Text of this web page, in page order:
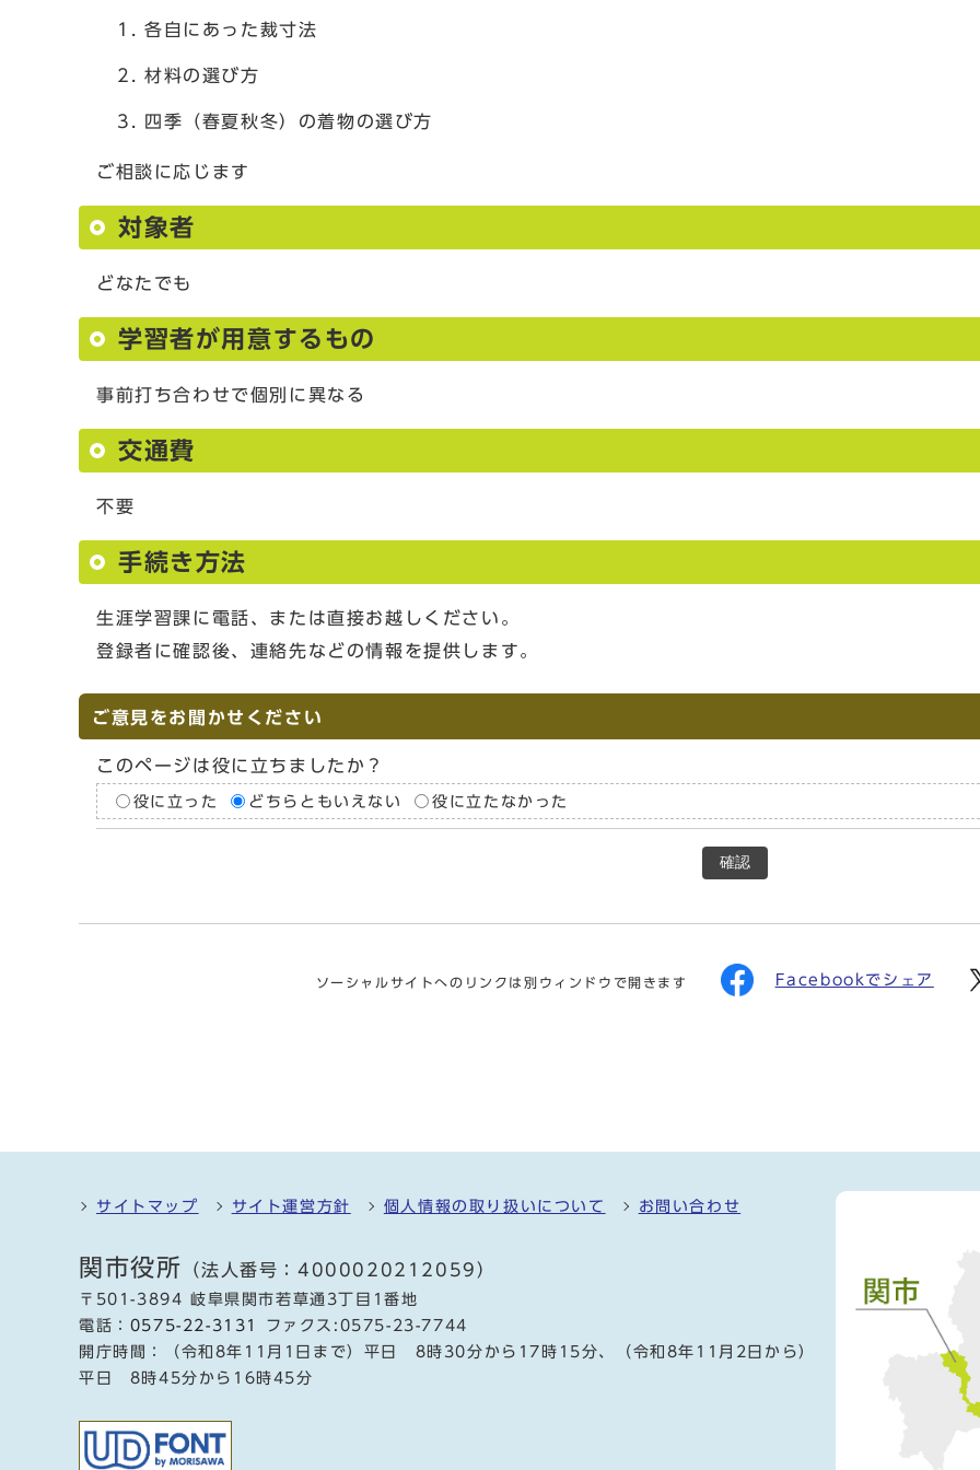
各自にあった裁寸法
材料の選び方
四季（春夏秋冬）の着物の選び方
ご相談に応じます
対象者
どなたでも
学習者が用意するもの
事前打ち合わせで個別に異なる
交通費
不要
手続き方法
生涯学習課に電話、または直接お越しください。
登録者に確認後、連絡先などの情報を提供します。
ご意見をお聞かせください
このページは役に立ちましたか？
役に立った どちらともいえない 役に立たなかった
確認
ソーシャルサイトへのリンクは別ウィンドウで開きます Facebookでシェア
サイトマップ サイト運営方針 個人情報の取り扱いについて お問い合わせ
関市役所 （法人番号：4000020212059）
〒501-3894 岐阜県関市若草通3丁目1番地
電話： 0575-22-3131
ファクス:0575-23-7744
開庁時間：（令和8年11月1日まで）平日 8時30分から17時15分、（令和8年11月2日から）
平日 8時45分から16時45分